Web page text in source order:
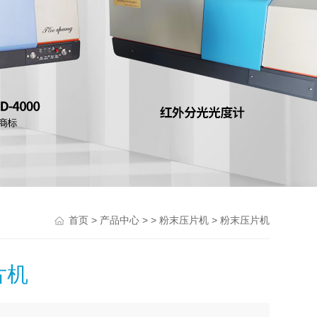
首页> 产品中心> > 粉末压片机> 粉末压片机
机